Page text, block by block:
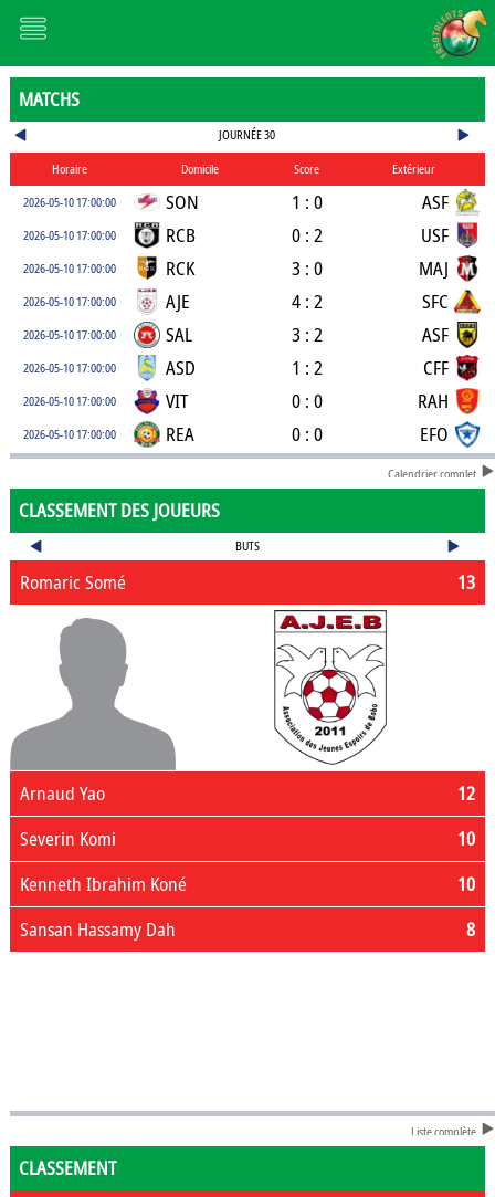
MATCHS
JOURNÉE 30
Horaire Domicile Score
Extérieur
2026-05-10 17:00:00
SON 1 : 0 ASF
2026-05-10 17:00:00 RCB 0 : 2 USF
2026-05-10 17:00:00 RCK 3 : 0 MAJ
2026-05-10 17:00:00 AJE 4 : 2 SFC
2026-05-10 17:00:00 SAL 3 : 2 ASF
2026-05-10 17:00:00 ASD 1 : 2 CFF
2026-05-10 17:00:00 VIT 0 : 0 RAH
2026-05-10 17:00:00 REA 0 : 0 EFO
Calendrier complet
CLASSEMENT DES JOUEURS
BUTS
13
Romaric Somé
12
Arnaud Yao
10
Severin Komi
10
Kenneth Ibrahim Koné
8
Sansan Hassamy Dah
Liste complète
CLASSEMENT